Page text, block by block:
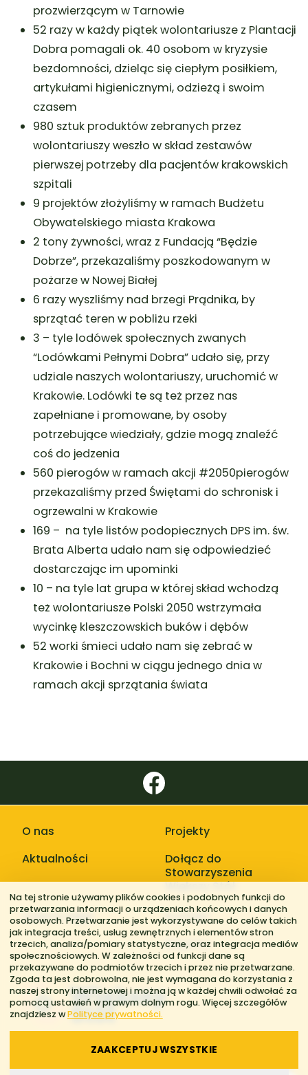
prozwierzącym w Tarnowie
52 razy w każdy piątek wolontariusze z Plantacji
Dobra pomagali ok. 40 osobom w kryzysie
bezdomności, dzieląc się ciepłym posiłkiem,
artykułami higienicznymi, odzieżą i swoim
czasem
980 sztuk produktów zebranych przez
wolontariuszy weszło w skład zestawów
pierwszej potrzeby dla pacjentów krakowskich
szpitali
9 projektów złożyliśmy w ramach Budżetu
Obywatelskiego miasta Krakowa
2 tony żywności, wraz z Fundacją “Będzie
Dobrze”, przekazaliśmy poszkodowanym w
pożarze w Nowej Białej
6 razy wyszliśmy nad brzegi Prądnika, by
sprzątać teren w pobliżu rzeki
3 – tyle lodówek społecznych zwanych
“Lodówkami Pełnymi Dobra” udało się, przy
udziale naszych wolontariuszy, uruchomić w
Krakowie. Lodówki te są też przez nas
zapełniane i promowane, by osoby
potrzebujące wiedziały, gdzie mogą znaleźć
coś do jedzenia
560 pierogów w ramach akcji #2050pierogów
przekazaliśmy przed Świętami do schronisk i
ogrzewalni w Krakowie
169 – na tyle listów podopiecznych DPS im. św.
Brata Alberta udało nam się odpowiedzieć
dostarczając im upominki
10 – na tyle lat grupa w której skład wchodzą
też wolontariusze Polski 2050 wstrzymała
wycinkę kleszczowskich buków i dębów
52 worki śmieci udało nam się zebrać w
Krakowie i Bochni w ciągu jednego dnia w
ramach akcji sprzątania świata
O nas
Aktualności
Projekty
Dołącz do
Stowarzyszenia
Większy Stół
Galerie zdjęć
Kontakt
Regiony
© 2026 Stowarzyszenie Większy Stół. Wszelkie prawa zastrzeżone.
Na tej stronie używamy plików cookies i podobnych funkcji do
przetwarzania informacji o urządzeniach końcowych i danych
osobowych. Przetwarzanie jest wykorzystywane do celów takich
jak integracja treści, usług zewnętrznych i elementów stron
trzecich, analiza/pomiary statystyczne, oraz integracja mediów
społecznościowych. W zależności od funkcji dane są
przekazywane do podmiotów trzecich i przez nie przetwarzane.
Zgoda ta jest dobrowolna, nie jest wymagana do korzystania z
naszej strony internetowej i można ją w każdej chwili odwołać za
pomocą ustawień w prawym dolnym rogu. Więcej szczegółów
znajdziesz wPolityce prywatności.
ZAAKCEPTUJ WSZYSTKIE